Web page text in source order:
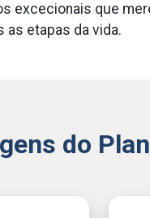
excecionais que
as etapas da vida.
do